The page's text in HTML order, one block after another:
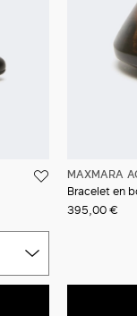
MAXMARA
Bracelet en
395,00 €